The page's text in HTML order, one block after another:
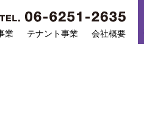
業 テナント事業 会社概要